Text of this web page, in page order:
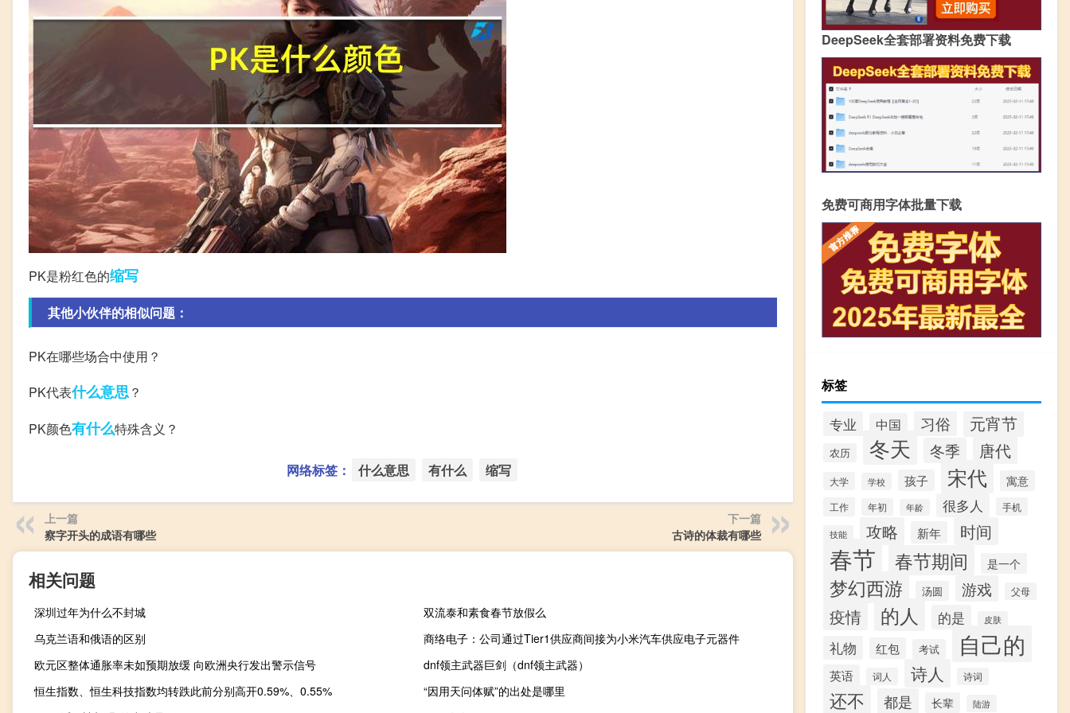
PK是粉红色的缩写
其他小伙伴的相似问题：
PK在哪些场合中使用？
PK代表什么意思？
PK颜色有什么特殊含义？
网络标签： 什么意思 有什么 缩写
上一篇
察字开头的成语有哪些
下一篇
古诗的体裁有哪些
相关问题
深圳过年为什么不封城
双流泰和素食春节放假么
乌克兰语和俄语的区别
商络电子：公司通过Tier1供应商间接为小米汽车供应电子元器件
欧元区整体通胀率未如预期放缓 向欧洲央行发出警示信号
dnf领主武器巨剑（dnf领主武器）
恒生指数、恒生科技指数均转跌此前分别高开0.59%、0.55%
“因用天问体赋”的出处是哪里
DeepSeek全套部署资料免费下载
免费可商用字体批量下载
标签
专业 中国 习俗 元宵节
农历 冬天 冬季 唐代
大学 学校 孩子 宋代 寓意
工作 年初 年龄 很多人 手机
技能 攻略 新年 时间
春节 春节期间 是一个
梦幻西游 汤圆 游戏 父母
疫情 的人 的是 皮肤
礼物 红包 考试 自己的
英语 词人 诗人 诗词
还不 都是 长辈 陆游